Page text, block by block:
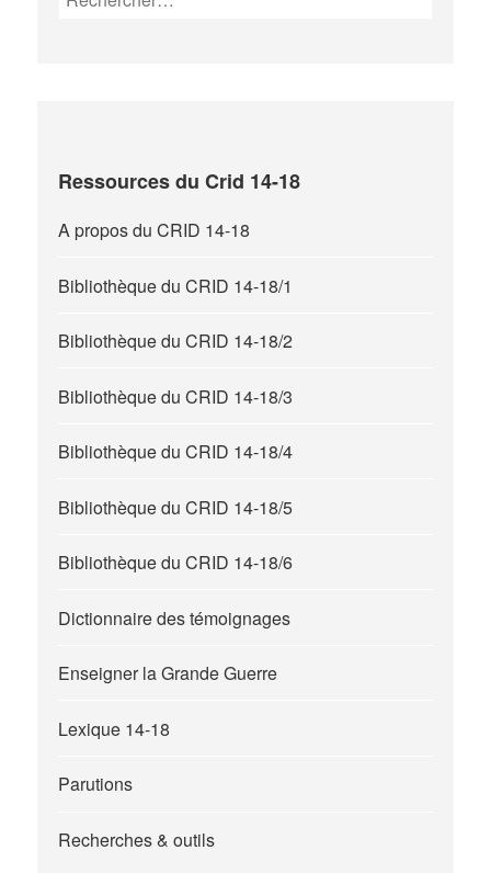
Ressources du Crid 14-18
A propos du CRID 14-18
Bibliothèque du CRID 14-18/1
Bibliothèque du CRID 14-18/2
Bibliothèque du CRID 14-18/3
Bibliothèque du CRID 14-18/4
Bibliothèque du CRID 14-18/5
Bibliothèque du CRID 14-18/6
Dictionnaire des témoignages
Enseigner la Grande Guerre
Lexique 14-18
Parutions
Recherches & outils